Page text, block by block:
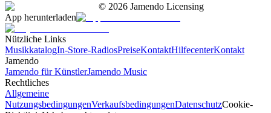
© 2026 Jamendo Licensing
App herunterladen
Nützliche Links
MusikkatalogIn-Store-RadiosPreiseKontaktHilfecenterKontakt
Jamendo
Jamendo für KünstlerJamendo Music
Rechtliches
Allgemeine
NutzungsbedingungenVerkaufsbedingungenDatenschutzCookie-